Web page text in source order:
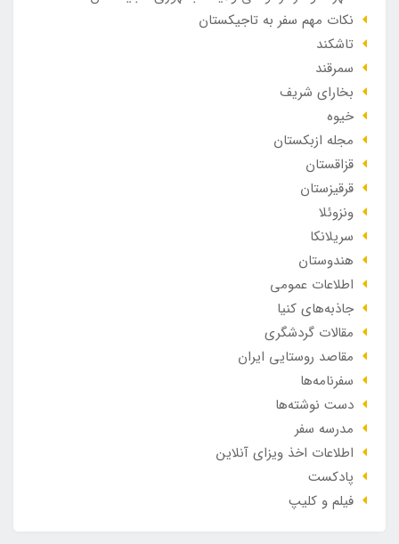
نکات مهم سفر به تاجیکستان
تاشکند
سمرقند
بخارای شریف
خیوه
مجله ازبکستان
قزاقستان
قرقیزستان
ونزوئلا
سریلانکا
هندوستان
اطلاعات عمومی
جاذبه‌های کنیا
مقالات گردشگری
مقاصد روستایی ایران
سفرنامه‌ها
دست نوشته‌ها
مدرسه سفر
اطلاعات اخذ ویزای آنلاین
پادکست
فیلم و کلیپ